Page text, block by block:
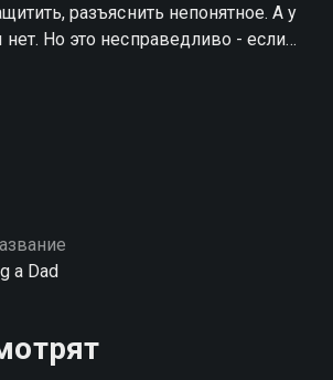
разъяснить непонятное. А у
Но это несправедливо - если
найти. И лягушонок ищет
a Dad